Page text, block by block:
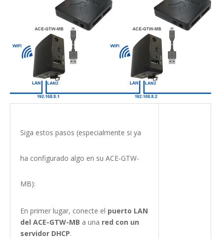
Siga estos pasos (especialmente si ya
ha configurado algo en su ACE-GTW-
MB):
En primer lugar, conecte el puerto LAN
del ACE-GTW-MB a una red con un
servidor DHCP.